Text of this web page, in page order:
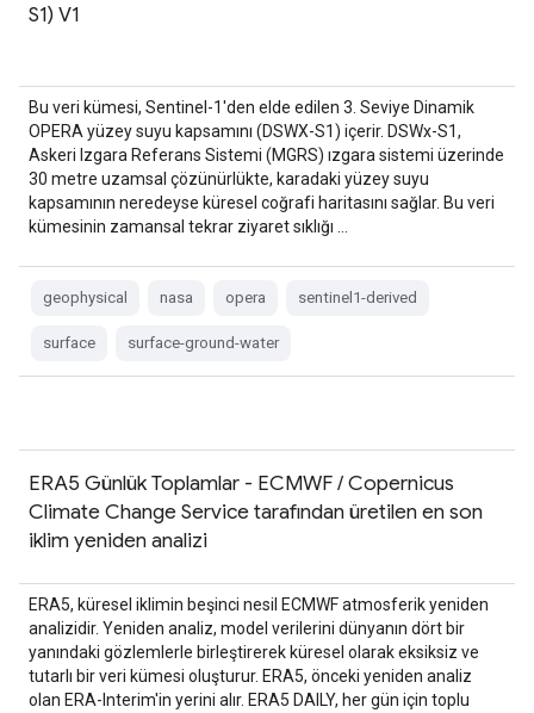
S1) V1
Bu veri kümesi, Sentinel-1'den elde edilen 3. Seviye Dinamik
OPERA yüzey suyu kapsamını (DSWX-S1) içerir. DSWx-S1,
Askeri Izgara Referans Sistemi (MGRS) ızgara sistemi üzerinde
30 metre uzamsal çözünürlükte, karadaki yüzey suyu
kapsamının neredeyse küresel coğrafi haritasını sağlar. Bu veri
kümesinin zamansal tekrar ziyaret sıklığı …
geophysical nasa opera sentinel1-derived
surface surface-ground-water
ERA5 Günlük Toplamlar - ECMWF / Copernicus
Climate Change Service tarafından üretilen en son
iklim yeniden analizi
ERA5, küresel iklimin beşinci nesil ECMWF atmosferik yeniden
analizidir. Yeniden analiz, model verilerini dünyanın dört bir
yanındaki gözlemlerle birleştirerek küresel olarak eksiksiz ve
tutarlı bir veri kümesi oluşturur. ERA5, önceki yeniden analiz
olan ERA-Interim'in yerini alır. ERA5 DAILY, her gün için toplu